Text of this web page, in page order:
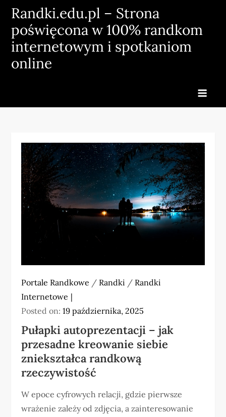
Skip
content
Randki.edu.pl – Strona
poświęcona w 100% randkom
internetowym i spotkaniom
online
Portale Randkowe / Randki / Randki
Internetowe
Posted on:19 października, 2025
Pułapki autoprezentacji – jak
przesadne kreowanie siebie
zniekształca randkową
rzeczywistość
W epoce cyfrowych relacji, gdzie pierwsze
wrażenie zależy od zdjęcia, a zainteresowanie